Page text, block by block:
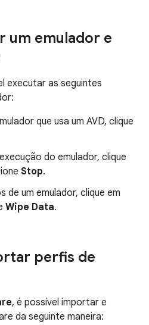
um emulador e
executar as seguintes
que usa um AVD, clique
do emulador, clique
Stop.
de um emulador, clique em
Wipe Data.
perfis de
, é possível importar e
da seguinte maneira: